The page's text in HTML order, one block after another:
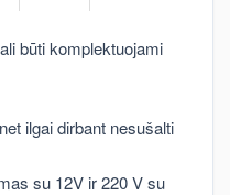
būti komplektuojami
ilgai dirbant nesušalti
su 12V ir 220 V su